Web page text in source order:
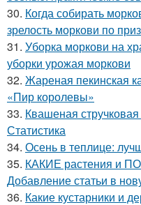
30. Когда собирать
зрелость моркови по
31. Уборка моркови на
уборки урожая моркови
32. Жареная пекинская
«Пир королевы»
33. Квашеная
Статистика
34. Осень в теплице:
35. КАКИЕ растения и
Добавление статьи в
36. Какие кустарники и